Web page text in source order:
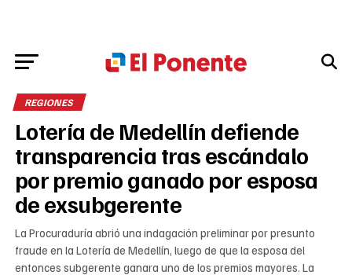
REGIONES
Lotería de Medellín defiende
transparencia tras escándalo
por premio ganado por esposa
de exsubgerente
La Procuraduría abrió una indagación preliminar por presunto
fraude en la Lotería de Medellín, luego de que la esposa del
entonces subgerente ganara uno de los premios mayores. La